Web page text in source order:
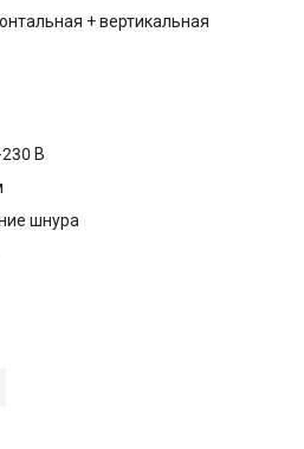
+ вертикальная
В
шнура